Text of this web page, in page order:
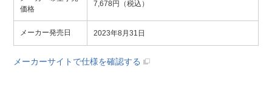
価格
7,678円（税込）
メーカー発売日 2023年8月31日
メーカーサイトで仕様を確認する